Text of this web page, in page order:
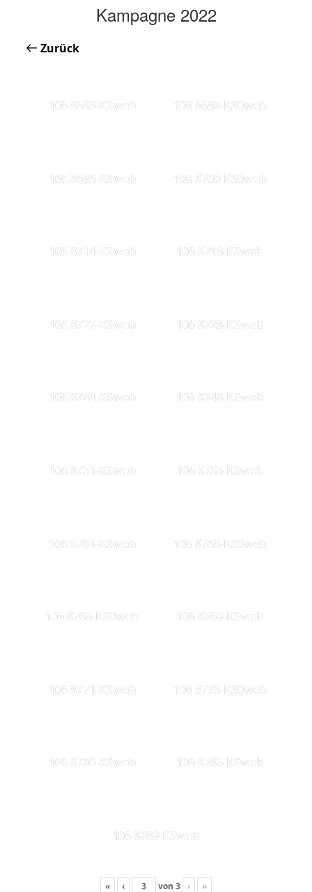
Kampagne 2022
Zurück
106 8683-KSweb 106 8687-KS0web
106 8695-KSweb 106 8700-KS0web
106 8714-KSweb 106 8716-KSweb
106 8727-KSweb 106 8728-KSweb
106 8744-KSweb 106 8748-KSweb
106 8751-KSweb 106 8755-KSweb
106 8761-KSweb 106 8763-KS5web
106 8765-KS0web 106 8769-KSweb
106 8771-KSweb 106 8773-KS0web
106 8780-KSweb 106 8785-KSweb
106 8789-KSweb
« ‹ von 3 › »